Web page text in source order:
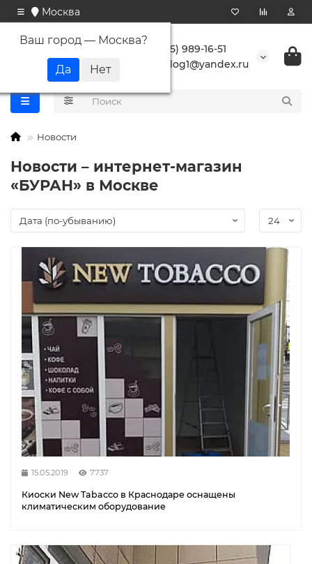
Москва
Ваш город — Москва?
+7 (495) 989-16-51
buranlog1@yandex.ru
Новости
Новости – интернет-магазин
«БУРАН» в Москве
15.05.2019 7737
Киоски New Tabacco в Краснодаре оснащены
климатическим оборудование